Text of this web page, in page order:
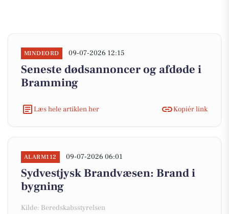
MINDEORD 09-07-2026 12:15
Seneste dødsannoncer og afdøde i
Bramming
Læs hele artiklen her Kopiér link
ALARM112 09-07-2026 06:01
Sydvestjysk Brandvæsen: Brand i
bygning
Kilde: Beredskabsstyrelsen